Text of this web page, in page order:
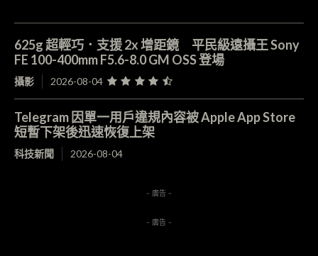
625g 超輕巧．支援 2x 增距鏡 平民級遠攝王 Sony
FE 100-400mm F5.6-8.0 GM OSS 登場
攝影 2026-08-04
Telegram 因單一用戶違規內容被 Apple App Store
短暫下架後迅速恢復上架
科技新聞 2026-08-04
- 廣告 -
- 廣告 -